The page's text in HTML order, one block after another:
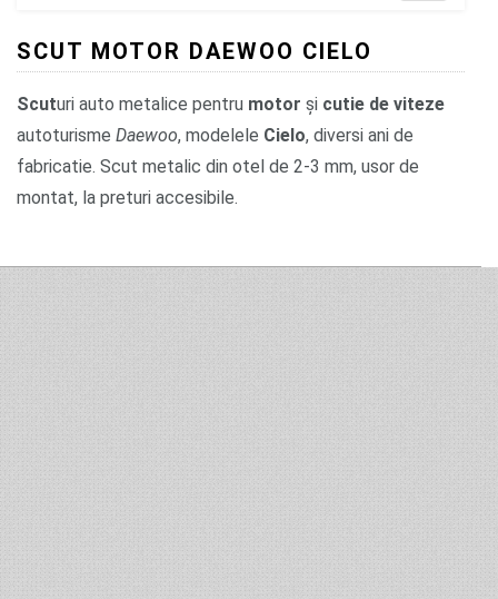
SCUT MOTOR DAEWOO CIELO
Scuturi auto metalice pentru motor și cutie de viteze
autoturisme Daewoo, modelele Cielo, diversi ani de
fabricatie. Scut metalic din otel de 2-3 mm, usor de
montat, la preturi accesibile.